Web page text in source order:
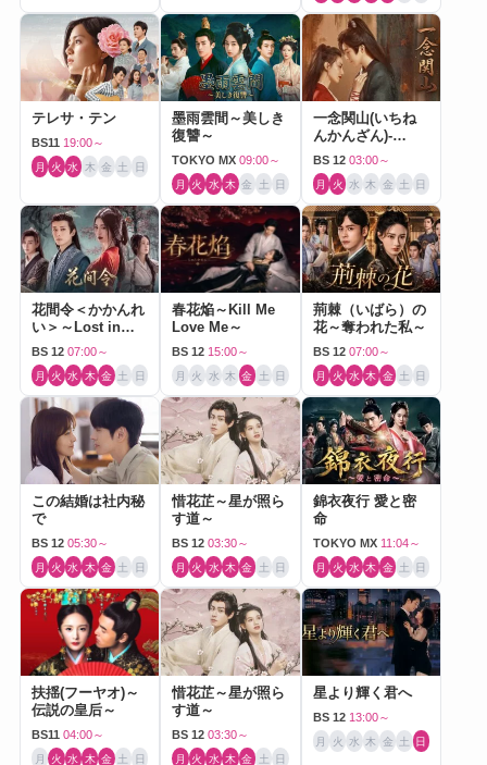
テレサ・テン
BS11 19:00～
月 火 水 木 金 土 日
墨雨雲間～美しき
復讐～
TOKYO MX 09:00～
月 火 水 木 金 土 日
一念関山(いちね
んかんざん)-
Journey to Love-
BS 12 03:00～
月 火 水 木 金 土 日
花間令＜かかんれ
い＞～Lost in
Love～
BS 12 07:00～
月 火 水 木 金 土 日
春花焔～Kill Me
Love Me～
BS 12 15:00～
月 火 水 木 金 土 日
荊棘（いばら）の
花～奪われた私～
BS 12 07:00～
月 火 水 木 金 土 日
この結婚は社内秘
で
BS 12 05:30～
月 火 水 木 金 土 日
惜花芷～星が照ら
す道～
BS 12 03:30～
月 火 水 木 金 土 日
錦衣夜行 愛と密
命
TOKYO MX 11:04～
月 火 水 木 金 土 日
扶揺(フーヤオ)～
伝説の皇后～
BS11 04:00～
月 火 水 木 金 土 日
惜花芷～星が照ら
す道～
BS 12 03:30～
月 火 水 木 金 土 日
星より輝く君へ
BS 12 13:00～
月 火 水 木 金 土 日